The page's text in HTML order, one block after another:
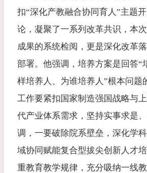
扣“深化产教融合协同育人”主题
论，凝聚了一系列改革共识，本
成果的系统检阅，更是深化改革
部署。他强调，培养方案是回答“
样培养人、为谁培养人”根本问题
工作要紧扣国家制造强国战略与
代产业体系需求，坚持实事求是
调，一要破除院系壁垒，深化学
域协同赋能复合型拔尖创新人才
重教育教学规律，充分吸纳一线